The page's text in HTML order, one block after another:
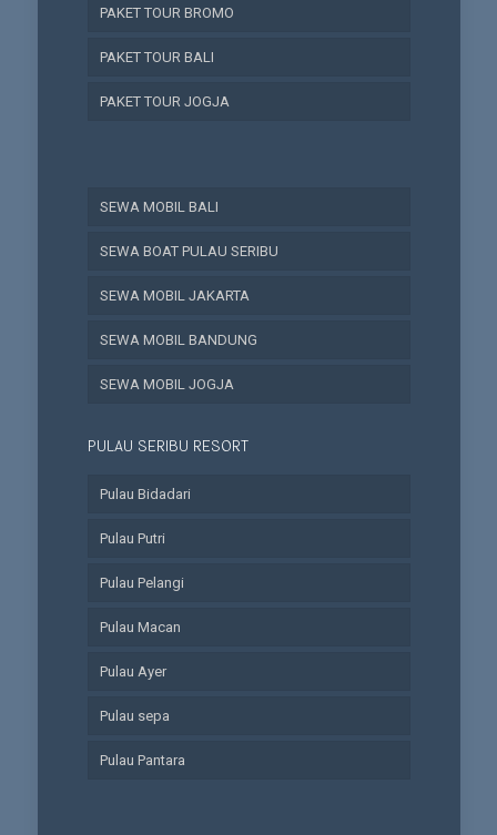
PAKET TOUR BROMO
PAKET TOUR BALI
PAKET TOUR JOGJA
SEWA MOBIL BALI
SEWA BOAT PULAU SERIBU
SEWA MOBIL JAKARTA
SEWA MOBIL BANDUNG
SEWA MOBIL JOGJA
PULAU SERIBU RESORT
Pulau Bidadari
Pulau Putri
Pulau Pelangi
Pulau Macan
Pulau Ayer
Pulau sepa
Pulau Pantara